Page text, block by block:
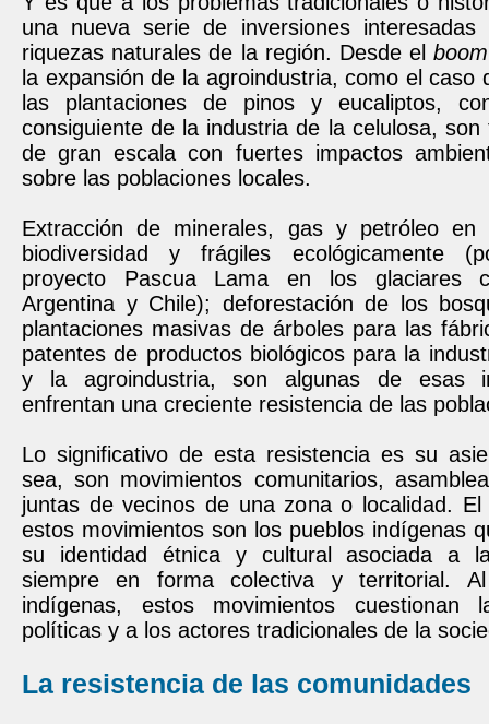
una nueva serie de inversiones
riquezas naturales de la región. Desde elboom
la expansión de la agroindustria, como el caso
las plantaciones de pinos y eucaliptos,
consiguiente de la industria de la celulosa, son
de gran escala con fuertes impactos
sobre las poblaciones locales.
Extracción de minerales, gas y petróleo en
biodiversidad y frágiles ecológicamente
proyecto Pascua Lama en los glaciares
Argentina y Chile); deforestación de los
plantaciones masivas de árboles para las
patentes de productos biológicos para la
y la agroindustria, son algunas de esas
enfrentan una creciente resistencia de las
Lo significativo de esta resistencia es su
sea, son movimientos comunitarios,
juntas de vecinos de una zona o localidad. El
estos movimientos son los pueblos indígenas
su identidad étnica y cultural asociada a
siempre en forma colectiva y territorial.
indígenas, estos movimientos cuestionan
políticas y a los actores tradicionales de la
La resistencia de las comunidades